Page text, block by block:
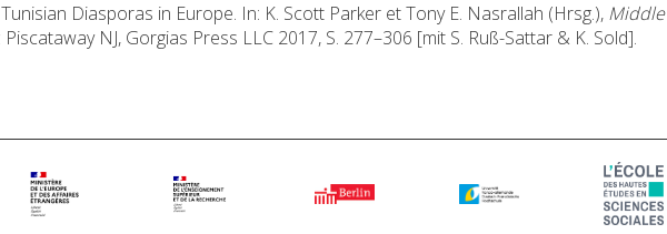
Diasporas in Europe. In: K. Scott Parker et Tony E. Nasrallah (Hrsg.), Middle
Piscataway NJ, Gorgias Press LLC 2017, S. 277–306 [mit S. Ruß-Sattar & K. Sold].